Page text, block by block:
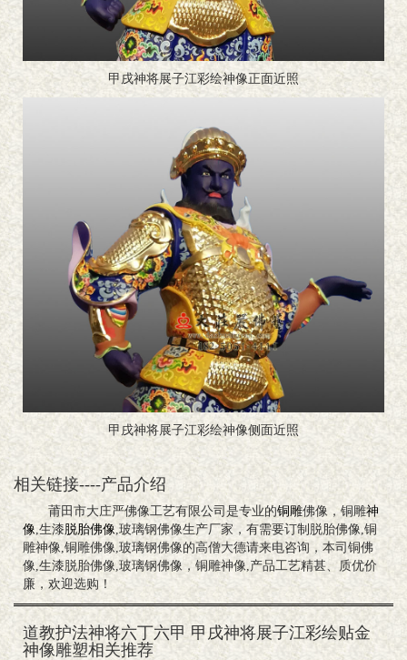
甲戌神将展子江彩绘神像正面近照
甲戌神将展子江彩绘神像侧面近照
相关链接----产品介绍
莆田市大庄严佛像工艺有限公司是专业的铜雕佛像，铜雕神
像 ,生漆脱胎佛像 ,玻璃钢佛像生产厂家，有需要订制脱胎佛像,铜
雕神像,铜雕佛像,玻璃钢佛像的高僧大德请来电咨询，本司铜佛
像,生漆脱胎佛像,玻璃钢佛像，铜雕神像,产品工艺精甚、质优价
廉，欢迎选购！
道教护法神将六丁六甲 甲戌神将展子江彩绘贴金
神像雕塑相关推荐